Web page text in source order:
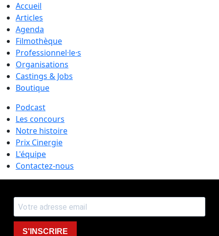
Accueil
Articles
Agenda
Filmothèque
Professionnel·le·s
Organisations
Castings & Jobs
Boutique
Podcast
Les concours
Notre histoire
Prix Cinergie
L'équipe
Contactez-nous
S'INSCRIRE